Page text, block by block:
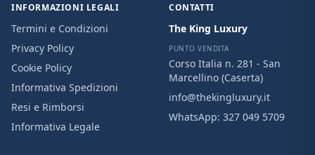
INFORMAZIONI LEGALI
Termini e Condizioni
Privacy Policy
Cookie Policy
Informativa Spedizioni
Resi e Rimborsi
Informativa Legale
CONTATTI
The King Luxury
PUNTO VENDITA
Corso Italia n. 281 - San
Marcellino (Caserta)
info@thekingluxury.it
WhatsApp: 327 049 5709